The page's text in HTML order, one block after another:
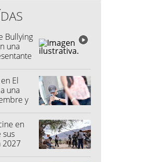
Bullying
una
El
una
y
en
sus
2027